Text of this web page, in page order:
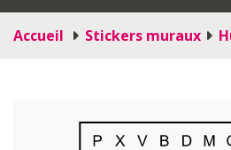
Accueil Stickers muraux